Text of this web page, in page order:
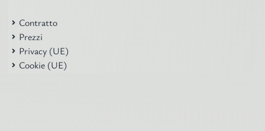
Contratto
Prezzi
Privacy (UE)
Cookie (UE)